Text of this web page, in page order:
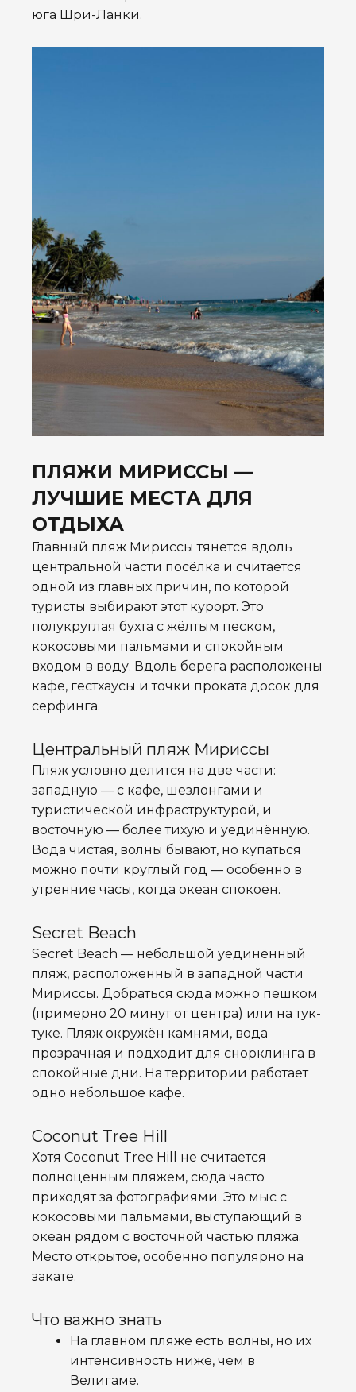
юга Шри-Ланки.
ПЛЯЖИ МИРИССЫ —
ЛУЧШИЕ МЕСТА ДЛЯ
ОТДЫХА
Главный пляж Мириссы тянется вдоль
центральной части посёлка и считается
одной из главных причин, по которой
туристы выбирают этот курорт. Это
полукруглая бухта с жёлтым песком,
кокосовыми пальмами и спокойным
входом в воду. Вдоль берега расположены
кафе, гестхаусы и точки проката досок для
серфинга.
Центральный пляж Мириссы
Пляж условно делится на две части:
западную — с кафе, шезлонгами и
туристической инфраструктурой, и
восточную — более тихую и уединённую.
Вода чистая, волны бывают, но купаться
можно почти круглый год — особенно в
утренние часы, когда океан спокоен.
Secret Beach
Secret Beach — небольшой уединённый
пляж, расположенный в западной части
Мириссы. Добраться сюда можно пешком
(примерно 20 минут от центра) или на тук-
туке. Пляж окружён камнями, вода
прозрачная и подходит для снорклинга в
спокойные дни. На территории работает
одно небольшое кафе.
Coconut Tree Hill
Хотя Coconut Tree Hill не считается
полноценным пляжем, сюда часто
приходят за фотографиями. Это мыс с
кокосовыми пальмами, выступающий в
океан рядом с восточной частью пляжа.
Место открытое, особенно популярно на
закате.
Что важно знать
На главном пляже есть волны, но их
интенсивность ниже, чем в
Велигаме.